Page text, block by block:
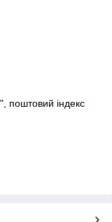
поштовий індекс